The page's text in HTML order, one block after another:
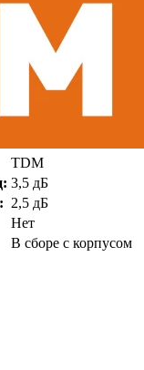
TDM
3,5 дБ
2,5 дБ
Нет
В сборе с корпусом